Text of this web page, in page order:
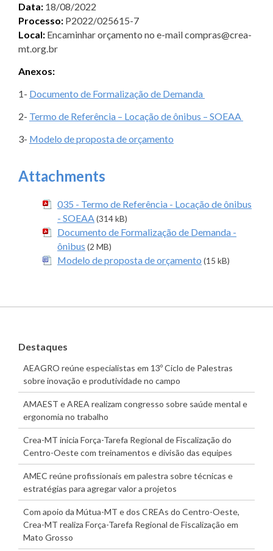
Data: 18/08/2022
Processo: P2022/025615-7
Local: Encaminhar orçamento no e-mail compras@crea-
mt.org.br
Anexos:
1- Documento de Formalização de Demanda
2- Termo de Referência – Locação de ônibus – SOEAA
3- Modelo de proposta de orçamento
Attachments
035 - Termo de Referência - Locação de ônibus
- SOEAA(314 kB)
Documento de Formalização de Demanda -
ônibus (2 MB)
Modelo de proposta de orçamento (15 kB)
Destaques
AEAGRO reúne especialistas em 13º Ciclo de Palestras
sobre inovação e produtividade no campo
AMAEST e AREA realizam congresso sobre saúde mental e
ergonomia no trabalho
Crea-MT inicia Força-Tarefa Regional de Fiscalização do
Centro-Oeste com treinamentos e divisão das equipes
AMEC reúne profissionais em palestra sobre técnicas e
estratégias para agregar valor a projetos
Com apoio da Mútua-MT e dos CREAs do Centro-Oeste,
Crea-MT realiza Força-Tarefa Regional de Fiscalização em
Mato Grosso